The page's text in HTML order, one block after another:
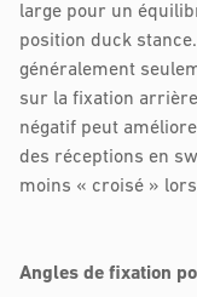
large pour un
position duck
généralement
sur la fixation
négatif peut
des réceptions en
moins « croisé »
Angles de fixation